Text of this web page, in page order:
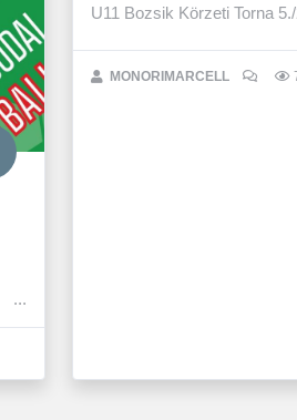
U11 Bozsik Körzeti Torna
MONORIMARCELL